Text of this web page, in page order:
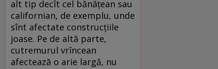
alt tip decît cel bănăţean sau
californian, de exemplu, unde
sînt afectate construcţiile
joase. Pe de altă parte,
cutremurul vrîncean
afectează o arie largă, nu